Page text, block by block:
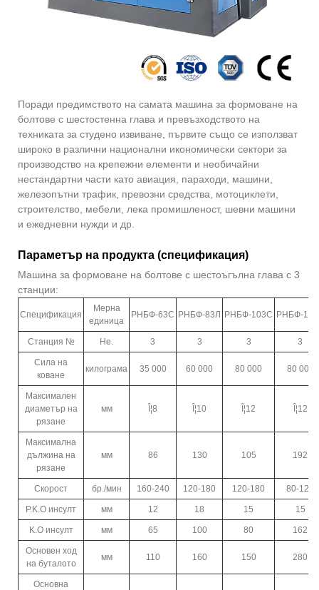
Поради предимството на самата машина за формоване на
болтове с шестостенна глава и превъзходството на
техниката за студено извиване, първите също се използват
широко в различни национални икономически сектори за
производство на крепежни елементи и необичайни
нестандартни части като авиация, параходи, машини,
железопътни трафик, превозни средства, мотоциклети,
строителство, мебели, лека промишленост, шевни машини
и ежедневни нужди и др.
Параметър на продукта (спецификация)
Машина за формоване на болтове с шестоъгълна глава с 3
станции:
Спецификация
Мерна
единица
РНБФ-63С РНБФ-83Л РНБФ-103С РНБФ-
Станция № Не. 3 3 3 3
Сила на
коване
килограма 35 000 60 000 80 000 80 000
Максимален
диаметър на
рязане
мм Î¦8 Î¦10 Î¦12 Î¦12
Максимална
дължина на
рязане
мм 86 130 105 192
Скорост бр./мин 160-240 120-180 120-180 80-120
P.K.O инсулт мм 12 18 15 15
K.O инсулт мм 65 100 80 162
Основен ход
на буталото
мм 110 160 150 280
Основна